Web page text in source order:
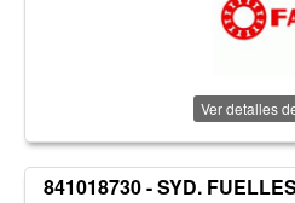
Ver detalles
841018730 - SYD.